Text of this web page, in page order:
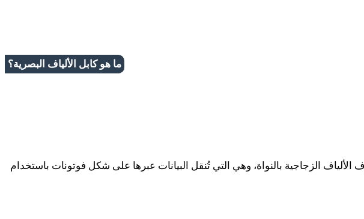
ما هو كابل الألياف البصرية؟
الزجاجية بالنواة، وهي التي تُنقل البيانات عبرها على شكل فوتونات باستخدام